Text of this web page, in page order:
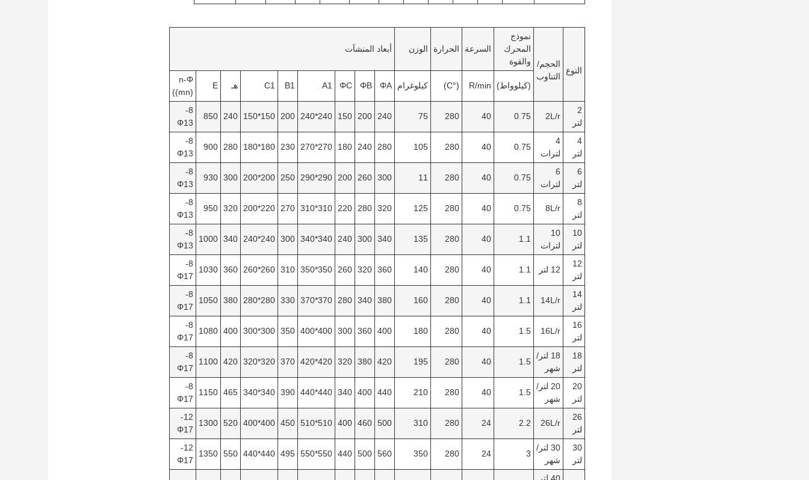
النوع
الحجم/
التناوب
نموذج
المحرك
والقوة
السرعة الحرارة الوزن أبعاد المنشآت
(كيلوواط) R/min
(°C) كيلوغرام ΦA
ΦB
ΦC
A1
B1
C1 هـ E
n-Φ
((mn)
2
لتر
2L/r
0.75
40
280
75
240
200
150
240*240
200
150*150
240
850
8-
Φ13
4
لتر
4
لترات
0.75
40
280
105
280
240
180
270*270
230
180*180
280
900
8-
Φ13
6
لتر
6
لترات
0.75
40
280
11
300
260
200
290*290
250
200*200
300
930
8-
Φ13
8
لتر
8L/r
0.75
40
280
125
320
280
220
310*310
270
220*200
320
950
8-
Φ13
10
لتر
10
لترات
1.1
40
280
135
340
300
240
340*340
300
240*240
340
1000
8-
Φ13
12
لتر
12 لتر 1.1
40
280
140
360
320
260
350*350
310
260*260
360
1030
8-
Φ17
14
لتر
14L/r
1.1
40
280
160
380
340
280
370*370
330
280*280
380
1050
8-
Φ17
16
لتر
16L/r
1.5
40
280
180
400
360
300
400*400
350
300*300
400
1080
8-
Φ17
18
لتر
18 لتر/
شهر
1.5
40
280
195
420
380
320
420*420
370
320*320
420
1100
8-
Φ17
20
لتر
20 لتر/
شهر
1.5
40
280
210
440
400
340
440*440
390
340*340
465
1150
8-
Φ17
26
لتر
26L/r
2.2
24
280
310
500
460
400
510*510
450
400*400
520
1300
12-
Φ17
30
لتر
30 لتر/
شهر
3
24
280
350
560
500
440
550*550
495
440*440
550
1350
12-
Φ17